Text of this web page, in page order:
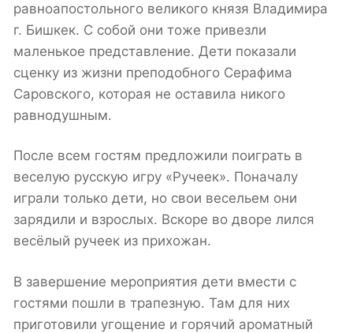
равноапостольного великого князя Владимира
г. Бишкек. С собой они тоже привезли
маленькое представление. Дети показали
сценку из жизни преподобного Серафима
Саровского, которая не оставила никого
равнодушным.
После всем гостям предложили поиграть в
веселую русскую игру «Ручеек». Поначалу
играли только дети, но свои весельем они
зарядили и взрослых. Вскоре во дворе лился
весёлый ручеек из прихожан.
В завершение мероприятия дети вмести с
гостями пошли в трапезную. Там для них
приготовили угощение и горячий ароматный